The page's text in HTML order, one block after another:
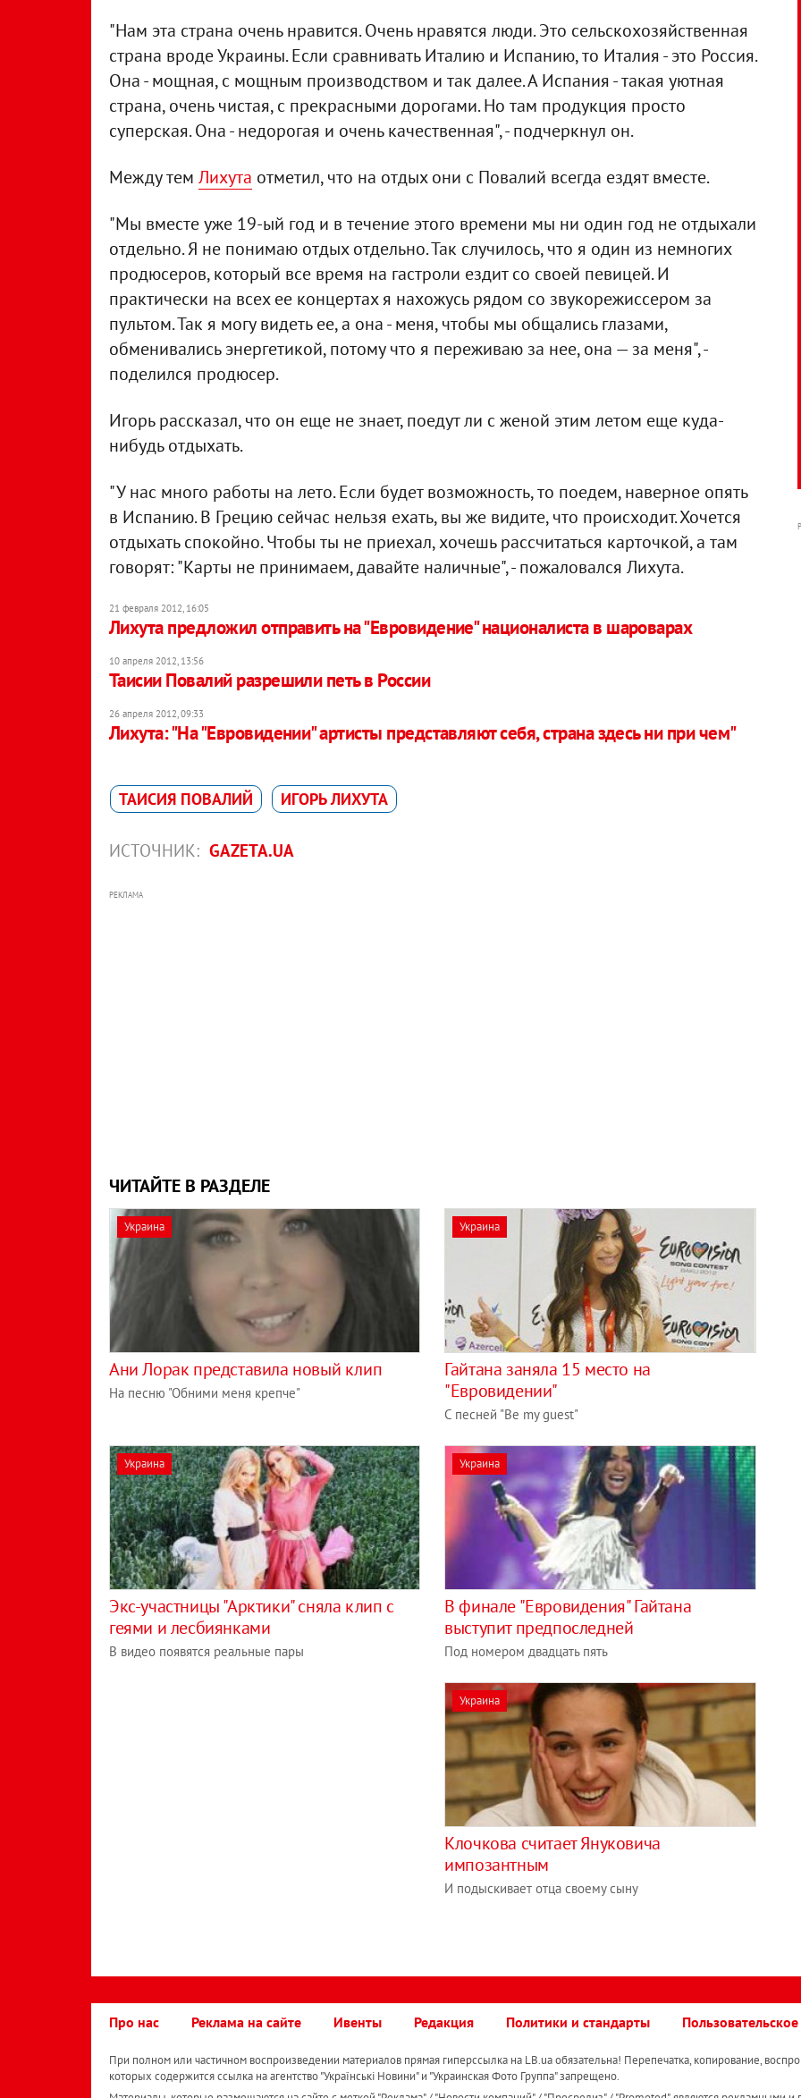
"Нам эта страна очень нравится. Очень нравятся люди. Это сельскохозяйственная
страна вроде Украины. Если сравнивать Италию и Испанию, то Италия - это Россия.
Она - мощная, с мощным производством и так далее. А Испания - такая уютная
страна, очень чистая, с прекрасными дорогами. Но там продукция просто
суперская. Она - недорогая и очень качественная", - подчеркнул он.
Между тем Лихута отметил, что на отдых они с Повалий всегда ездят вместе.
"Мы вместе уже 19-ый год и в течение этого времени мы ни один год не отдыхали
отдельно. Я не понимаю отдых отдельно. Так случилось, что я один из немногих
продюсеров, который все время на гастроли ездит со своей певицей. И
практически на всех ее концертах я нахожусь рядом со звукорежиссером за
пультом. Так я могу видеть ее, а она - меня, чтобы мы общались глазами,
обменивались энергетикой, потому что я переживаю за нее, она — за меня", -
поделился продюсер.
Игорь рассказал, что он еще не знает, поедут ли с женой этим летом еще куда-
нибудь отдыхать.
"У нас много работы на лето. Если будет возможность, то поедем, наверное опять
в Испанию. В Грецию сейчас нельзя ехать, вы же видите, что происходит. Хочется
отдыхать спокойно. Чтобы ты не приехал, хочешь рассчитаться карточкой, а там
говорят: "Карты не принимаем, давайте наличные", - пожаловался Лихута.
21 февраля 2012, 16:05
Лихута предложил отправить на "Евровидение" националиста в шароварах
10 апреля 2012, 13:56
Таисии Повалий разрешили петь в России
26 апреля 2012, 09:33
Лихута: "На "Евровидении" артисты представляют себя, страна здесь ни при чем"
ТАИСИЯ ПОВАЛИЙ ИГОРЬ ЛИХУТА
ИСТОЧНИК: GAZETA.UA
РЕКЛАМА
ЧИТАЙТЕ В РАЗДЕЛЕ
Украина
Ани Лорак представила новый клип
На песню "Обними меня крепче"
Украина
Гайтана заняла 15 место на
"Евровидении"
С песней "Be my guest"
Украина
Экс-участницы "Арктики" сняла клип с
геями и лесбиянками
В видео появятся реальные пары
Украина
В финале "Евровидения" Гайтана
выступит предпоследней
Под номером двадцать пять
Украина
Клочкова считает Януковича
импозантным
И подыскивает отца своему сыну
Про нас Реклама на сайте Ивенты Редакция Политики и стандарты
При полном или частичном воспроизведении материалов прямая гиперссылка на LB.ua обязательна! Перепечатка, копирование,
которых содержится ссылка на агентство "Українськi Новини" и "Украинская Фото Группа" запрещено.